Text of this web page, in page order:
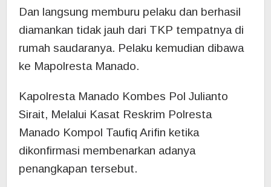
Dan langsung memburu pelaku dan berhasil
diamankan tidak jauh dari TKP tempatnya di
rumah saudaranya. Pelaku kemudian dibawa
ke Mapolresta Manado.
Kapolresta Manado Kombes Pol Julianto
Sirait, Melalui Kasat Reskrim Polresta
Manado Kompol Taufiq Arifin ketika
dikonfirmasi membenarkan adanya
penangkapan tersebut.